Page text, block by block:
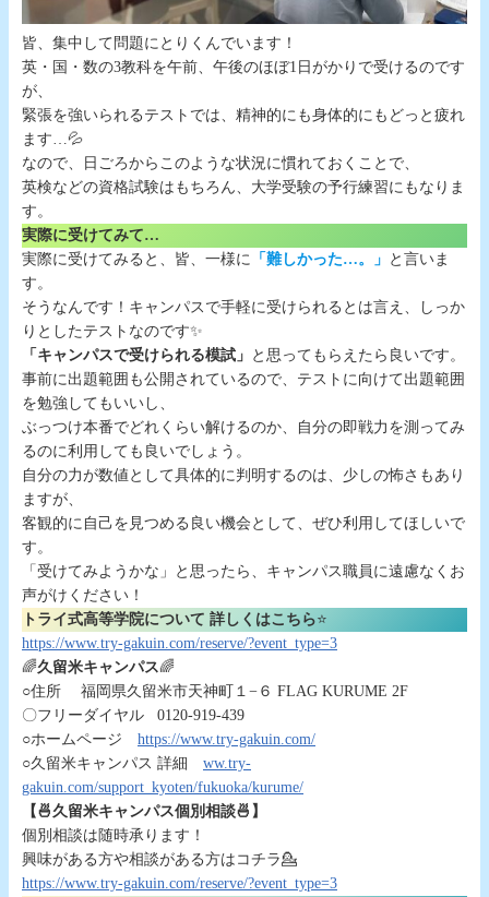
皆、集中して問題にとりくんでいます！
英・国・数の3教科を午前、午後のほぼ1日がかりで受けるのです
が、
緊張を強いられるテストでは、精神的にも身体的にもどっと疲れ
ます…💦
なので、日ごろからこのような状況に慣れておくことで、
英検などの資格試験はもちろん、大学受験の予行練習にもなりま
す。
実際に受けてみて…
実際に受けてみると、皆、一様に
「難しかった…。」 と言いま
す。
そうなんです！キャンパスで手軽に受けられるとは言え、しっか
りとしたテストなのです✨
「キャンパスで受けられる模試」 と思ってもらえたら良いです。
事前に出題範囲も公開されているので、テストに向けて出題範囲
を勉強してもいいし、
ぶっつけ本番でどれくらい解けるのか、自分の即戦力を測ってみ
るのに利用しても良いでしょう。
自分の力が数値として具体的に判明するのは、少しの怖さもあり
ますが、
客観的に自己を見つめる良い機会として、ぜひ利用してほしいで
す。
「受けてみようかな」と思ったら、キャンパス職員に遠慮なくお
声がけください！
トライ式高等学院について 詳しくはこちら⭐
https://www.try-gakuin.com/reserve/?event_type=3
🌈久留米キャンパス🌈
○住所 福岡県久留米市天神町１−６ FLAG KURUME 2F
〇フリーダイヤル 0120-919-439
○ホームページ https://www.try-gakuin.com/
○久留米キャンパス 詳細 ww.try-
gakuin.com/support_kyoten/fukuoka/kurume/
【🍜久留米キャンパス個別相談🍜】
個別相談は随時承ります！
興味がある方や相談がある方はコチラ💁
https://www.try-gakuin.com/reserve/?event_type=3